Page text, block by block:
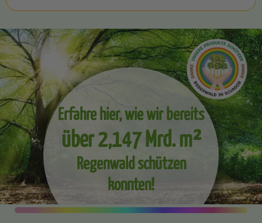
Erfahre hier, wie wir bereits
über 2,147 Mrd. m²
Regenwald schützen
konnten!